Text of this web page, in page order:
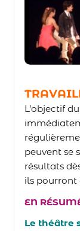
L’objectif
peuvent se
résultats
ils pourront
EN
Le théâtre